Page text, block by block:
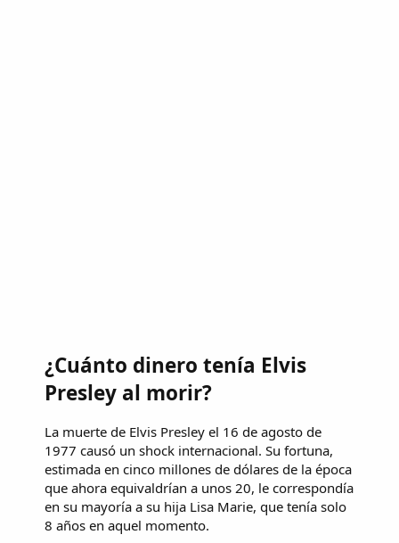
¿Cuánto dinero tenía Elvis
Presley al morir?
La muerte de Elvis Presley el 16 de agosto de
1977 causó un shock internacional. Su fortuna,
estimada en cinco millones de dólares de la época
que ahora equivaldrían a unos 20, le correspondía
en su mayoría a su hija Lisa Marie, que tenía solo
8 años en aquel momento.